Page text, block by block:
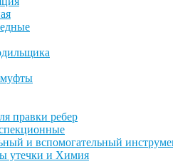
правки ребер
и вспомогательный
утечки и Химия